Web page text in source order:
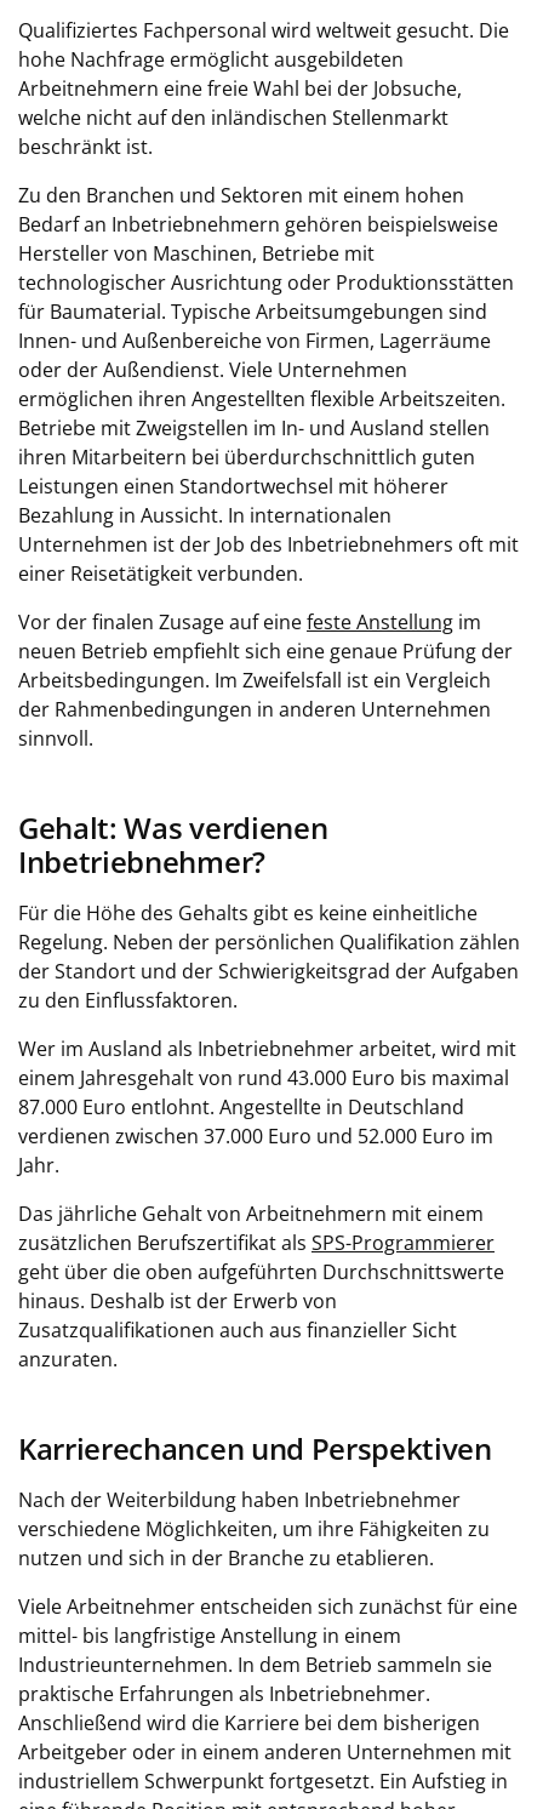
Qualifiziertes Fachpersonal wird weltweit gesucht. Die
hohe Nachfrage ermöglicht ausgebildeten
Arbeitnehmern eine freie Wahl bei der Jobsuche,
welche nicht auf den inländischen Stellenmarkt
beschränkt ist.
Zu den Branchen und Sektoren mit einem hohen
Bedarf an Inbetriebnehmern gehören beispielsweise
Hersteller von Maschinen, Betriebe mit
technologischer Ausrichtung oder Produktionsstätten
für Baumaterial. Typische Arbeitsumgebungen sind
Innen- und Außenbereiche von Firmen, Lagerräume
oder der Außendienst. Viele Unternehmen
ermöglichen ihren Angestellten flexible Arbeitszeiten.
Betriebe mit Zweigstellen im In- und Ausland stellen
ihren Mitarbeitern bei überdurchschnittlich guten
Leistungen einen Standortwechsel mit höherer
Bezahlung in Aussicht. In internationalen
Unternehmen ist der Job des Inbetriebnehmers oft mit
einer Reisetätigkeit verbunden.
Vor der finalen Zusage auf einefeste Anstellung im
neuen Betrieb empfiehlt sich eine genaue Prüfung der
Arbeitsbedingungen. Im Zweifelsfall ist ein Vergleich
der Rahmenbedingungen in anderen Unternehmen
sinnvoll.
Gehalt: Was verdienen
Inbetriebnehmer?
Für die Höhe des Gehalts gibt es keine einheitliche
Regelung. Neben der persönlichen Qualifikation zählen
der Standort und der Schwierigkeitsgrad der Aufgaben
zu den Einflussfaktoren.
Wer im Ausland als Inbetriebnehmer arbeitet, wird mit
einem Jahresgehalt von rund 43.000 Euro bis maximal
87.000 Euro entlohnt. Angestellte in Deutschland
verdienen zwischen 37.000 Euro und 52.000 Euro im
Jahr.
Das jährliche Gehalt von Arbeitnehmern mit einem
zusätzlichen Berufszertifikat als SPS-Programmierer
geht über die oben aufgeführten Durchschnittswerte
hinaus. Deshalb ist der Erwerb von
Zusatzqualifikationen auch aus finanzieller Sicht
anzuraten.
Karrierechancen und Perspektiven
Nach der Weiterbildung haben Inbetriebnehmer
verschiedene Möglichkeiten, um ihre Fähigkeiten zu
nutzen und sich in der Branche zu etablieren.
Viele Arbeitnehmer entscheiden sich zunächst für eine
mittel- bis langfristige Anstellung in einem
Industrieunternehmen. In dem Betrieb sammeln sie
praktische Erfahrungen als Inbetriebnehmer.
Anschließend wird die Karriere bei dem bisherigen
Arbeitgeber oder in einem anderen Unternehmen mit
industriellem Schwerpunkt fortgesetzt. Ein Aufstieg in